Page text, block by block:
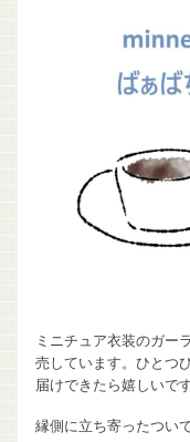
ミニチュア衣装のガー
売しています。ひとつ
届けできたら嬉しいです
縁側に立ち寄ったつい